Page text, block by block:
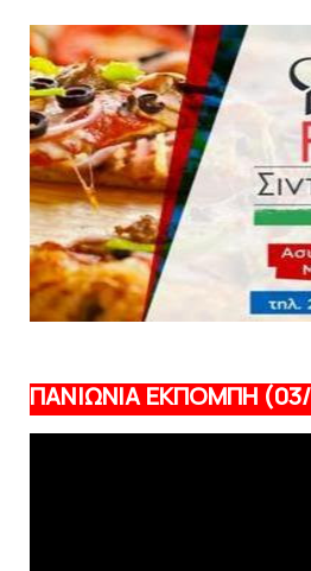
Θλίψη για τον χαμό
August 04,
ΠΑΝΙΩΝΙΑ ΕΚΠΟΜΠΗ